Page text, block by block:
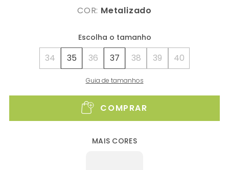
COR: Metalizado
34 35 36 37 38 39 40
Guia de tamanhos
COMPRAR
MAIS CORES